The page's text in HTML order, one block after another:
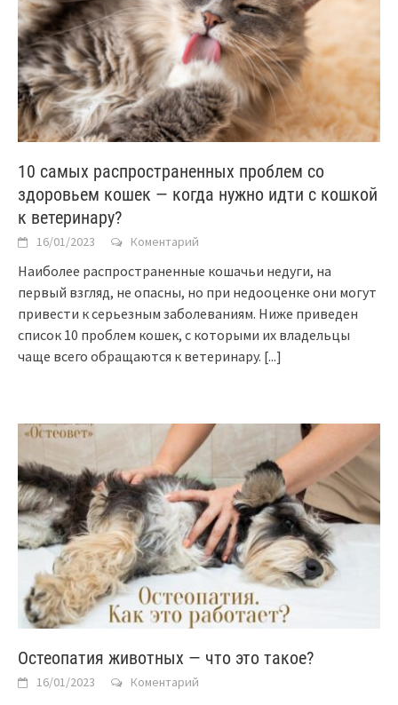
10 самых распространенных проблем со
здоровьем кошек — когда нужно идти с кошкой
к ветеринару?
16/01/2023 Коментарий
Наиболее распространенные кошачьи недуги, на
первый взгляд, не опасны, но при недооценке они могут
привести к серьезным заболеваниям. Ниже приведен
список 10 проблем кошек, с которыми их владельцы
чаще всего обращаются к ветеринару. [...]
Остеопатия животных — что это такое?
16/01/2023 Коментарий